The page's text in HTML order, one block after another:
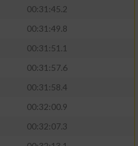
00:31:45.2
00:31:49.8
00:31:51.1
00:31:57.6
00:31:58.4
00:32:00.9
00:32:07.3